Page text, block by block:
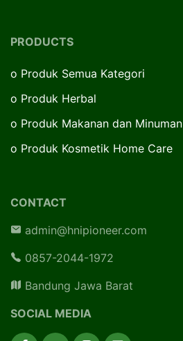
PRODUCTS
o Produk Semua Kategori
o Produk Herbal
o Produk Makanan dan Minuman
o Produk Kosmetik Home Care
CONTACT
admin@hnipioneer.com
0857-2044-1972
Bandung Jawa Barat
SOCIAL MEDIA